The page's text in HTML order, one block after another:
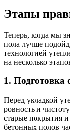
Этапы
Теперь, когда мы
пола лучше
технологией
на несколько
1. Подготовка
Перед укладкой
ровность и
старые покрытия
бетонных полов